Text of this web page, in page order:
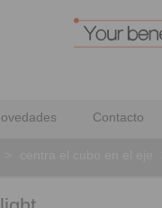
Contacto